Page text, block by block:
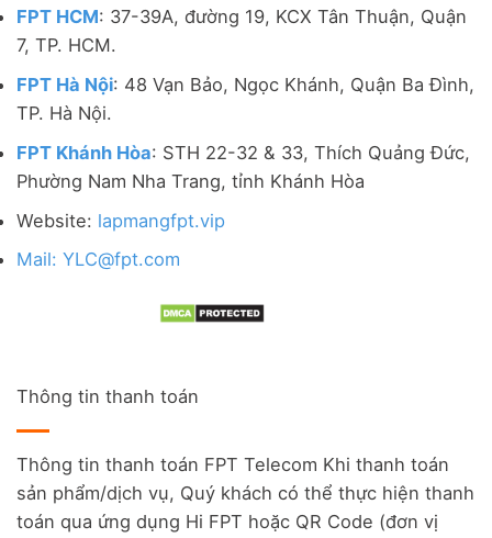
FPT HCM: 37-39A, đường 19, KCX Tân Thuận, Quận
7, TP. HCM.
FPT Hà Nội: 48 Vạn Bảo, Ngọc Khánh, Quận Ba Đình,
TP. Hà Nội.
FPT Khánh Hòa: STH 22-32 & 33, Thích Quảng Đức,
Phường Nam Nha Trang, tỉnh Khánh Hòa
Website: lapmangfpt.vip
Mail: YLC@fpt.com
Thông tin thanh toán
Thông tin thanh toán FPT Telecom Khi thanh toán
sản phẩm/dịch vụ, Quý khách có thể thực hiện thanh
toán qua ứng dụng Hi FPT hoặc QR Code (đơn vị